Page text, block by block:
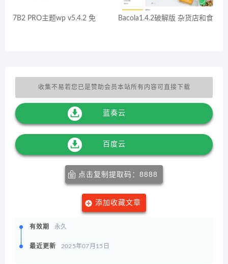
7B2 PRO主题wp v5.4.2 免 Bacola1.4.2破解版 杂货店和食
收集不易若您已是赞助会员本站所有内容可直接下载
蓝奏云
百度云
点击复制提取码：8888
添加收藏文章
有效期 永久
最近更新 2025年07月15日